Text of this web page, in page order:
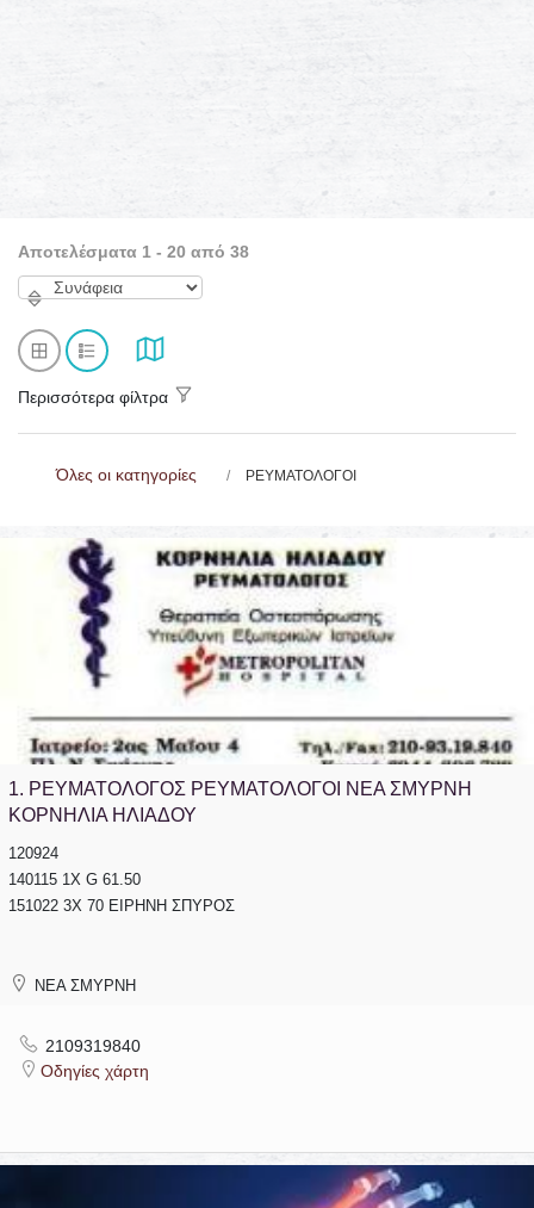
Αποτελέσματα 1 - 20 από 38
Περισσότερα φίλτρα
Όλες οι κατηγορίες ΡΕΥΜΑΤΟΛΟΓΟΙ
1. ΡΕΥΜΑΤΟΛΟΓΟΣ ΡΕΥΜΑΤΟΛΟΓΟΙ ΝΕΑ ΣΜΥΡΝΗ
ΚΟΡΝΗΛΙΑ ΗΛΙΑΔΟΥ
120924
140115 1X G 61.50
151022 3Χ 70 ΕΙΡΗΝΗ ΣΠΥΡΟΣ
ΝΕΑ ΣΜΥΡΝΗ
2109319840
Οδηγίες χάρτη